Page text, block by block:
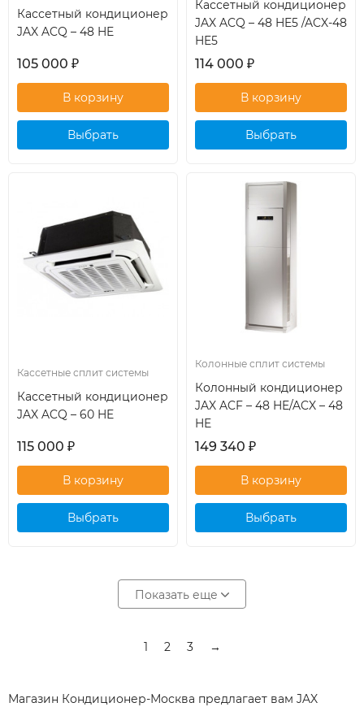
Кассетный кондиционер
JAX ACQ – 48 HE
105 000 ₽
Выбрать
Кассетный кондиционер
JAX ACQ – 48 HE5 /ACX-48
HE5
114 000 ₽
Выбрать
Кассетные сплит системы
Кассетный кондиционер
JAX ACQ – 60 HE
115 000 ₽
Выбрать
Колонные сплит системы
Колонный кондиционер
JAX ACF – 48 HE/ACX – 48
HE
149 340 ₽
Выбрать
Показать еще
1 2 3 →
Магазин Кондиционер-Москва предлагает вам JAX